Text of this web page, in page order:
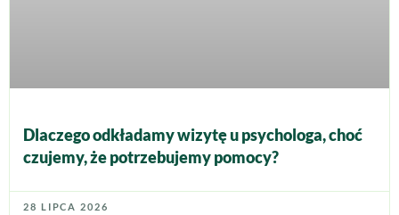
Dlaczego odkładamy wizytę u psychologa, choć
czujemy, że potrzebujemy pomocy?
28 LIPCA 2026